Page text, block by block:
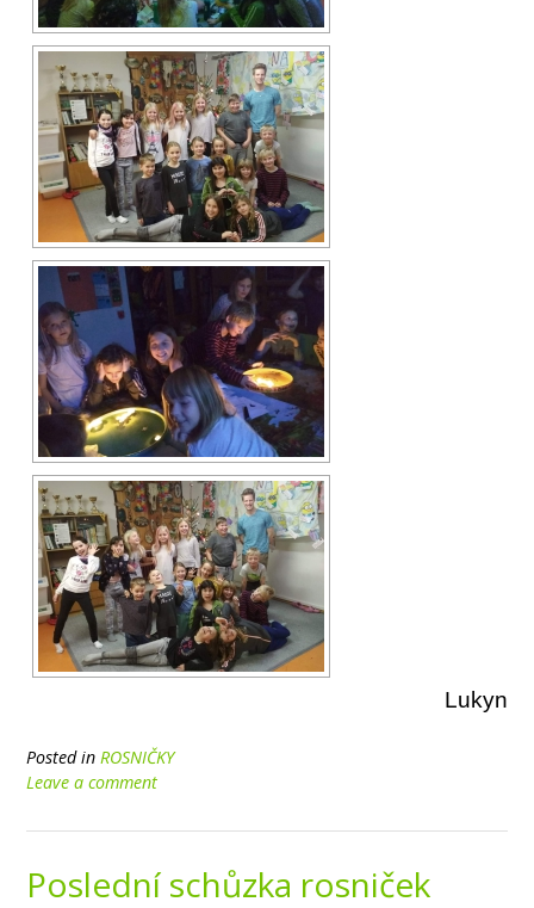
Lukyn
Posted in ROSNIČKY
Leave a comment
Poslední schůzka rosniček